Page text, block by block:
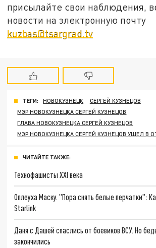
присылайте свои наблюдения,
новости на электронную почту
kuzbas@tsargrad.tv
ТЕГИ: НОВОКУЗНЕЦК
СЕРГЕЙ КУЗНЕЦОВ
МЭР НОВОКУЗНЕЦКА СЕРГЕЙ КУЗНЕЦОВ
ГЛАВА НОВОКУЗНЕЦКА СЕРГЕЙ КУЗНЕЦОВ
МЭР НОВОКУЗНЕЦКА СЕРГЕЙ КУЗНЕЦОВ УШЕЛ В
ЧИТАЙТЕ ТАКЖЕ:
Технофашисты XXI века
Оплеуха Маску. "Пора снять белые перчатки":
Starlink
Даня с Дашей спаслись от боевиков ВСУ. Но
закончились